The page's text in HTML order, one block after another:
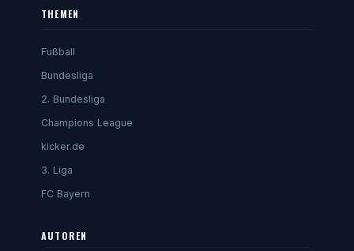
THEMEN
Fußball
Bundesliga
2. Bundesliga
Champions League
kicker.de
3. Liga
FC Bayern
AUTOREN